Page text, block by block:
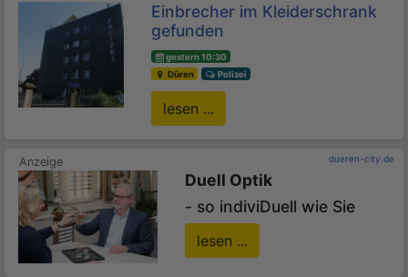
Einbrecher im Kleiderschrank
gefunden
gestern 10:30
Düren
Polizei
lesen ...
dueren-city.de
Duell Optik
- so indiviDuell wie Sie
lesen ...